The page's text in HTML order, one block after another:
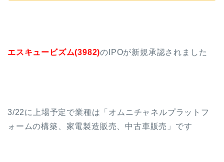
エスキュービズム(3982)のIPOが新規承認されました
3/22に上場予定で業種は「オムニチャネルプラットフ
ォームの構築、家電製造販売、中古車販売」です